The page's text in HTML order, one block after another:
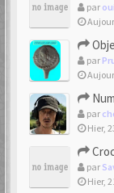
par
par
par
Hier,
par
Hier,